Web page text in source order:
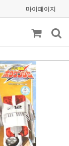
마이페이지